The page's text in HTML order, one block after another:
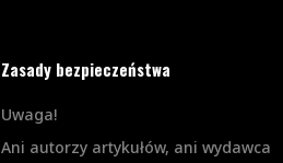
Zasady bezpieczeństwa
Uwaga!
Ani autorzy artykułów, ani wydawca